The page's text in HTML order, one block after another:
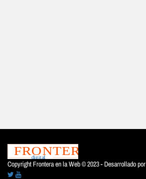
Copyright Frontera en la Web © 2023 - Desarrollado por